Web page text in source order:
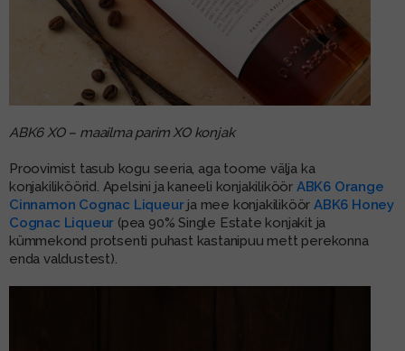
ABK6 XO – maailma parim XO konjak
Proovimist tasub kogu seeria, aga toome välja ka
konjakiliköörid. Apelsini ja kaneeli konjakiliköör ABK6 Orange
Cinnamon Cognac Liqueurja mee konjakiliköörABK6 Honey
Cognac Liqueur (pea 90% Single Estate konjakit ja
kümmekond protsenti puhast kastanipuu mett perekonna
enda valdustest).